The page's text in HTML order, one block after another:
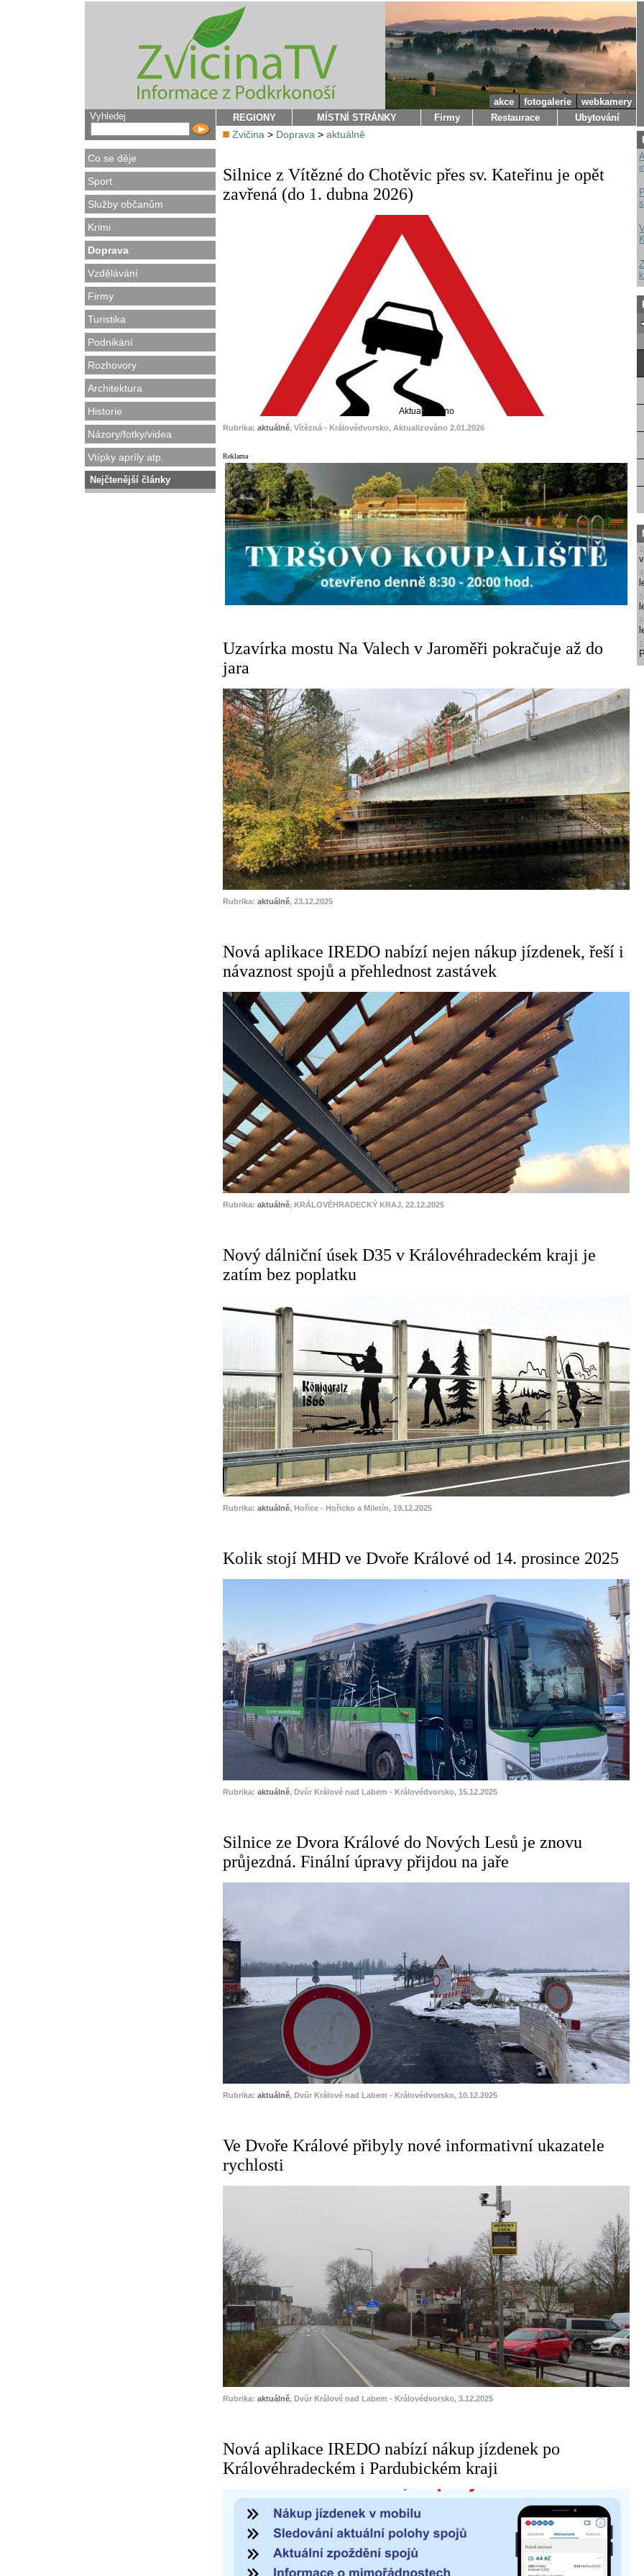
Vyhledej
Co se děje
Sport
Služby občanům
Krimi
Doprava
Vzdělávání
Firmy
Turistika
Podnikání
Rozhovory
Architektura
Historie
Názory/fotky/videa
Vtípky apríly atp.
Nejčtenější články
akce fotogalerie
webkamery
REGIONY
MÍSTNÍ STRÁNKY Firmy Restaurace Ubytování
Zvičina > Doprava > aktuálně
Silnice z Vítězné do Chotěvic přes sv. Kateřinu je opět
zavřená (do 1. dubna 2026)
Aktualizováno
Rubrika: aktuálně, Vítězná - Královédvorsko, Aktualizováno 2.01.2026
Reklama
Uzavírka mostu Na Valech v Jaroměři pokračuje až do
jara
Rubrika: aktuálně, 23.12.2025
Nová aplikace IREDO nabízí nejen nákup jízdenek, řeší i
návaznost spojů a přehlednost zastávek
Rubrika: aktuálně, KRÁLOVÉHRADECKÝ KRAJ, 22.12.2025
Nový dálniční úsek D35 v Královéhradeckém kraji je
zatím bez poplatku
Rubrika: aktuálně, Hořice - Hořicko a Miletín, 19.12.2025
Kolik stojí MHD ve Dvoře Králové od 14. prosince 2025
Rubrika: aktuálně, Dvůr Králové nad Labem - Královédvorsko, 15.12.2025
Silnice ze Dvora Králové do Nových Lesů je znovu
průjezdná. Finální úpravy přijdou na jaře
Rubrika: aktuálně, Dvůr Králové nad Labem - Královédvorsko, 10.12.2025
Ve Dvoře Králové přibyly nové informativní ukazatele
rychlosti
Rubrika: aktuálně, Dvůr Králové nad Labem - Královédvorsko, 3.12.2025
Nová aplikace IREDO nabízí nákup jízdenek po
Královéhradeckém i Pardubickém kraji